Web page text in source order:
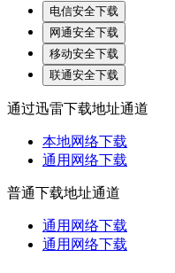
电信安全下载
网通安全下载
移动安全下载
联通安全下载
通过迅雷下载地址通道
本地网络下载
通用网络下载
普通下载地址通道
通用网络下载
通用网络下载